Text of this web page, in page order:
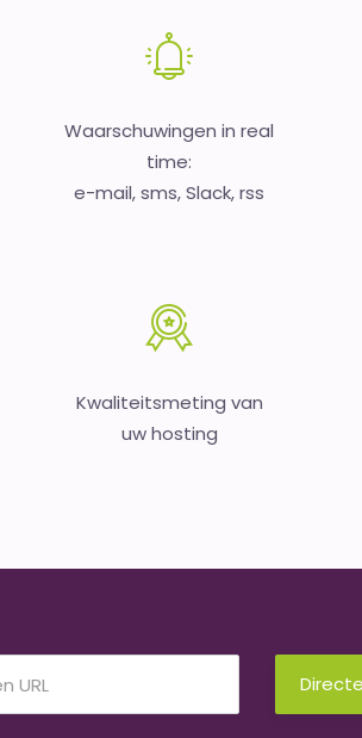
Waarschuwingen in real
time:
e-mail, sms, Slack, rss
Kwaliteitsmeting van
uw hosting